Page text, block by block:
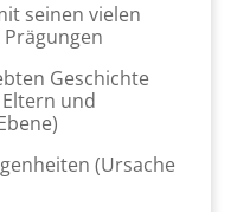
seinen vielen
Geschichte
und
(Ursache